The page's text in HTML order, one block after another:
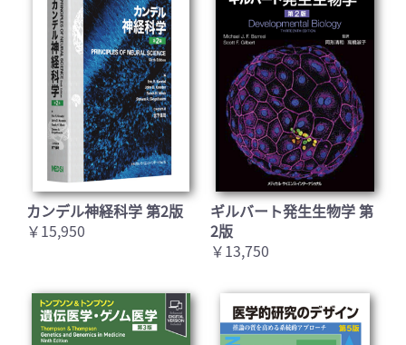
カンデル神経科学 第2版
￥15,950
ギルバート発生生物学 第
2版
￥13,750